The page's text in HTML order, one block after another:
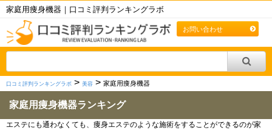
家庭用痩身機器｜口コミ評判ランキングラボ
お問い合わせ
口コミ評判ランキングラボ > 美容 > 家庭用痩身機器
家庭用痩身機器ランキング
エステにも通わなくても、痩身エステのような施術をすることができるのが家